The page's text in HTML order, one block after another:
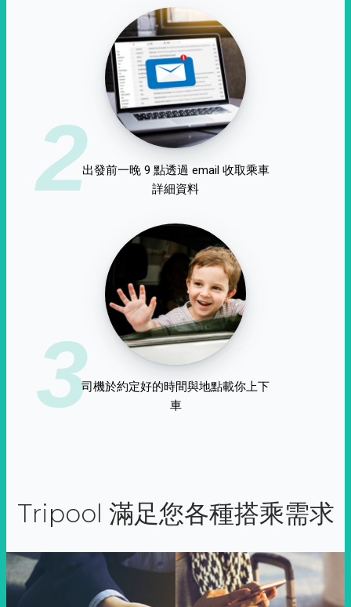
2出發前一晚 9 點透過 email 收取乘車
詳細資料
3司機於約定好的時間與地點載你上下
車
Tripool 滿足您各種搭乘需求